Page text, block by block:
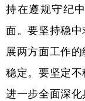
持在遵规守纪
面。要坚持稳
展两方面工作
稳定。要坚定
进一步全面深化